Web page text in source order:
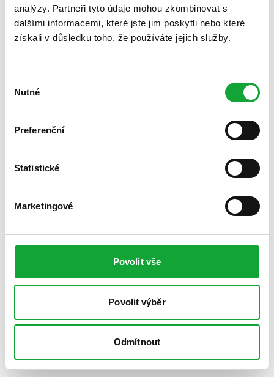
analýzy. Partneři tyto údaje mohou zkombinovat s
dalšími informacemi, které jste jim poskytli nebo které
získali v důsledku toho, že používáte jejich služby.
souhlasu
Nutné
Preferenční
Statistické
Marketingové
Povolit vše
Povolit výběr
Odmítnout